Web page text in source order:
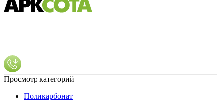
Просмотр категорий
Поликарбонат